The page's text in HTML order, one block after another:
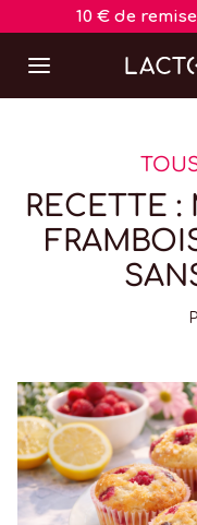
10 € de
RECETTE